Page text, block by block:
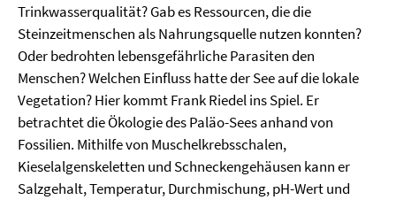
Trinkwasserqualität? Gab es Ressourcen, die die
Steinzeitmenschen als Nahrungsquelle nutzen konnten?
Oder bedrohten lebensgefährliche Parasiten den
Menschen? Welchen Einfluss hatte der See auf die lokale
Vegetation? Hier kommt Frank Riedel ins Spiel. Er
betrachtet die Ökologie des Paläo-Sees anhand von
Fossilien. Mithilfe von Muschelkrebsschalen,
Kieselalgenskeletten und Schneckengehäusen kann er
Salzgehalt, Temperatur, Durchmischung, pH-Wert und